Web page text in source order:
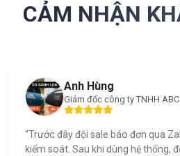
CẢM NHẬN
Anh Hùng
Giám đốc công ty TNHH ABC
“Trước đây đội sale báo đơn qua
kiểm soát. Sau khi dùng hệ thống,